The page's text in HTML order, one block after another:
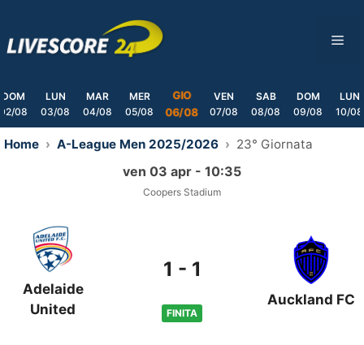
content
DOM
02/08
LUN
03/08
MAR
04/08
MER
05/08
GIO
06/08
VEN
07/08
SAB
08/08
DOM
09/08
LUN
10/08
Home A-League Men 2025/2026 23° Giornata
ven 03 apr - 10:35
Coopers Stadium
Adelaide
United
1 - 1
FINITA
Auckland FC